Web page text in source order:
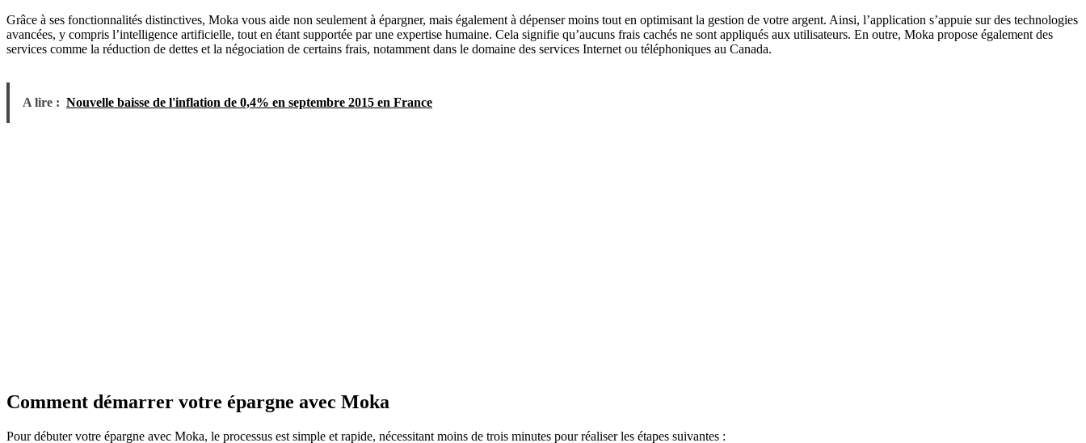
Grâce à ses fonctionnalités distinctives, Moka vous aide non seulement à épargner, mais également à dépenser moins tout en optimisant la gestion de votre argent. Ainsi, l’application s’appuie sur des technologies
avancées, y compris l’intelligence artificielle, tout en étant supportée par une expertise humaine. Cela signifie qu’aucuns frais cachés ne sont appliqués aux utilisateurs. En outre, Moka propose également des
services comme la réduction de dettes et la négociation de certains frais, notamment dans le domaine des services Internet ou téléphoniques au Canada.
A lire : Nouvelle baisse de l'inflation de 0,4% en septembre 2015 en France
Comment démarrer votre épargne avec Moka
Pour débuter votre épargne avec Moka, le processus est simple et rapide, nécessitant moins de trois minutes pour réaliser les étapes suivantes :